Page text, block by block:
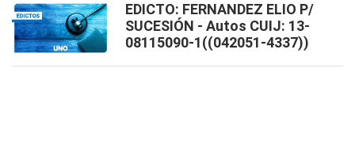
EDICTO: FERNANDEZ ELIO P/
SUCESIÓN - Autos CUIJ: 13-
08115090-1((042051-4337))